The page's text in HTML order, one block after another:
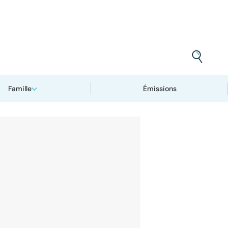
Famille Émissions